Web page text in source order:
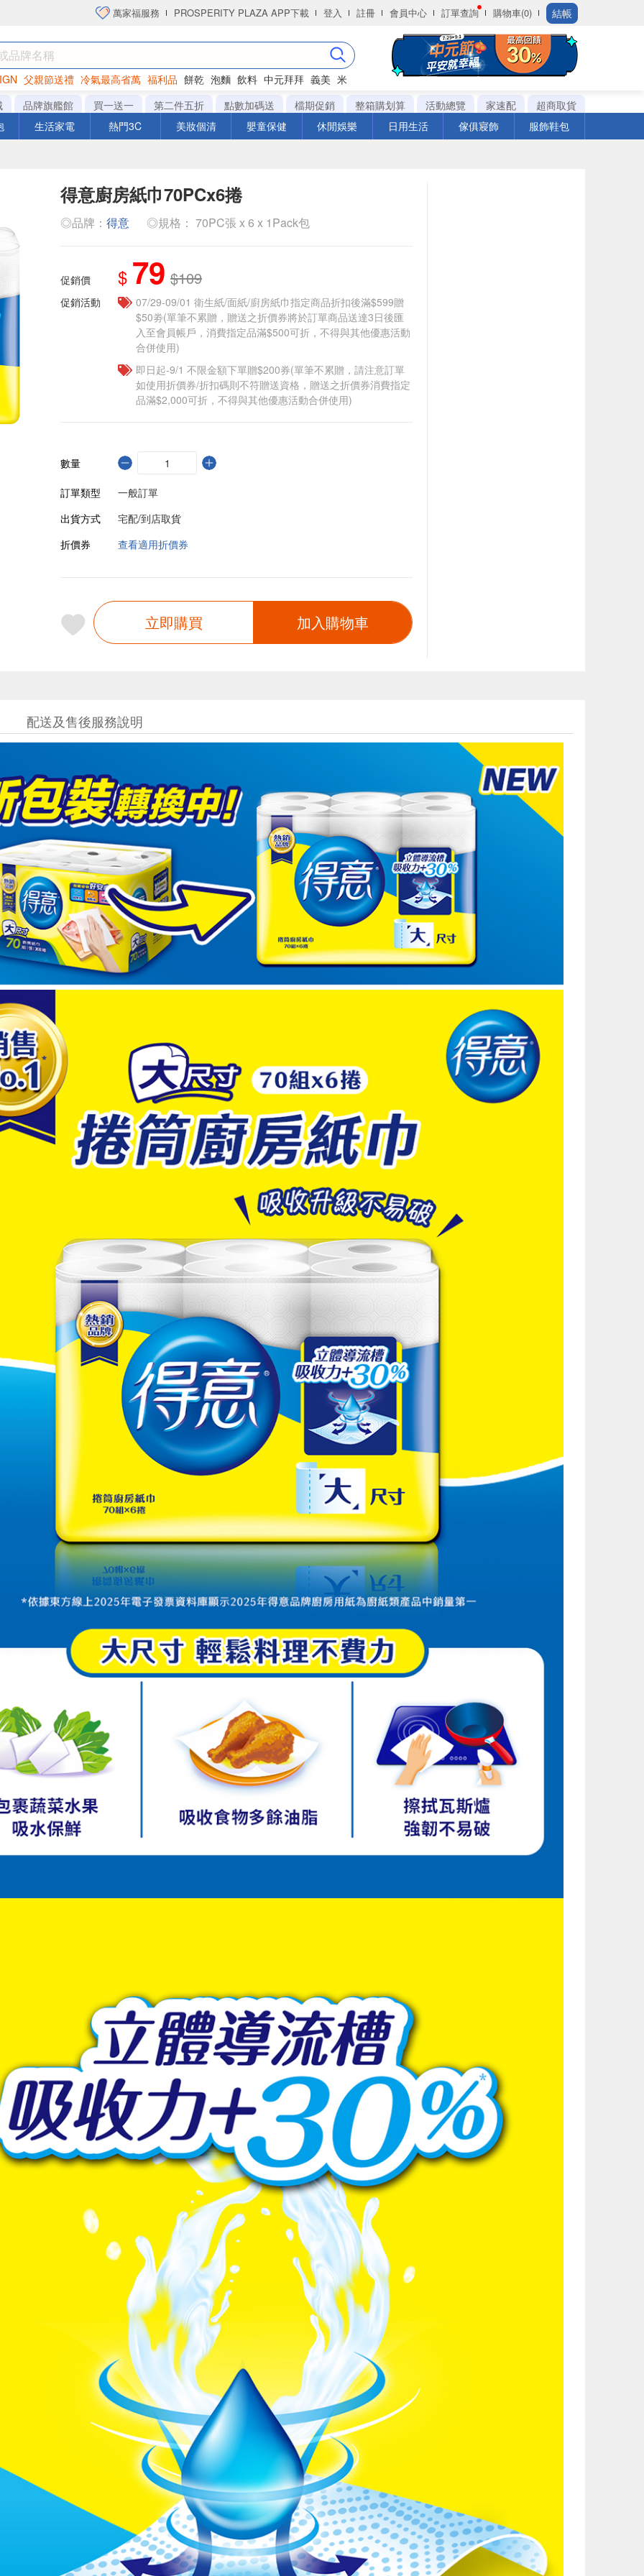
萬家福服務 PROSPERITY PLAZA APP下載 登入 註冊 會員中心 訂單查詢 購物車(0) 結帳
父親節送禮 冷氣最高省萬 福利品 餅乾 泡麵 飲料 中元拜拜 義美 米
洋芋片
品牌旗艦館 買一送一 第二件五折 點數加碼送 檔期促銷 整箱購划算 活動總覽 家速配
超商取貨
生活家電 熱門3C 美妝個清 嬰童保健 休閒娛樂 日用生活 傢俱寢飾 服飾鞋包
得意廚房紙巾70PCx6捲
◎品牌： 得意 ◎規格： 70PC張 x 6 x 1Pack包
促銷價 $ 79 $109
促銷活動
07/29-09/01 衛生紙/面紙/廚房紙巾指定商品折扣後滿$599贈
$50劵(單筆不累贈，贈送之折價券將於訂單商品送達3日後匯
入至會員帳戶，消費指定品滿$500可折，不得與其他優惠活動
合併使用)
即日起-9/1 不限金額下單贈$200券(單筆不累贈，請注意訂單
如使用折價券/折扣碼則不符贈送資格，贈送之折價券消費指定
品滿$2,000可折，不得與其他優惠活動合併使用)
數量
訂單類型
一般訂單
出貨方式
宅配/到店取貨
折價券
查看適用折價券
立即購買 加入購物車
配送及售後服務說明